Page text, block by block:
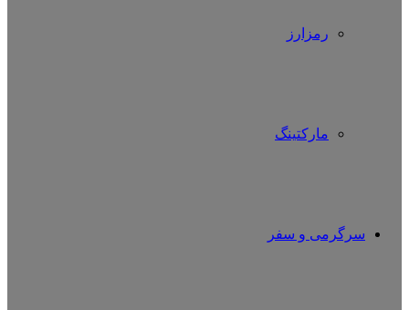
رمزارز
مارکتینگ
سرگرمی و سفر